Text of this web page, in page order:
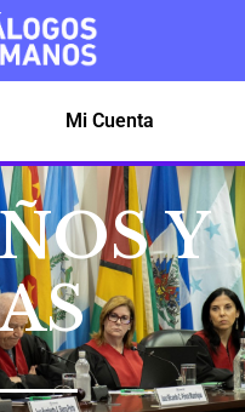
Mi Cuenta
Y